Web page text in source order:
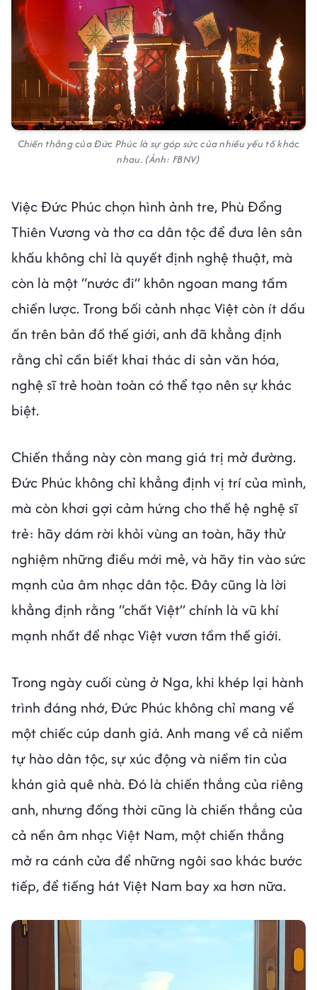
Chiến thắng của Đức Phúc là sự góp sức của nhiều yếu tố khác
nhau. (Ảnh: FBNV)
Việc Đức Phúc chọn hình ảnh tre, Phù Đổng
Thiên Vương và thơ ca dân tộc để đưa lên sân
khấu không chỉ là quyết định nghệ thuật, mà
còn là một “nước đi” khôn ngoan mang tầm
chiến lược. Trong bối cảnh nhạc Việt còn ít dấu
ấn trên bản đồ thế giới, anh đã khẳng định
rằng chỉ cần biết khai thác di sản văn hóa,
nghệ sĩ trẻ hoàn toàn có thể tạo nên sự khác
biệt.
Chiến thắng này còn mang giá trị mở đường.
Đức Phúc không chỉ khẳng định vị trí của mình,
mà còn khơi gợi cảm hứng cho thế hệ nghệ sĩ
trẻ: hãy dám rời khỏi vùng an toàn, hãy thử
nghiệm những điều mới mẻ, và hãy tin vào sức
mạnh của âm nhạc dân tộc. Đây cũng là lời
khẳng định rằng “chất Việt” chính là vũ khí
mạnh nhất để nhạc Việt vươn tầm thế giới.
Trong ngày cuối cùng ở Nga, khi khép lại hành
trình đáng nhớ, Đức Phúc không chỉ mang về
một chiếc cúp danh giá. Anh mang về cả niềm
tự hào dân tộc, sự xúc động và niềm tin của
khán giả quê nhà. Đó là chiến thắng của riêng
anh, nhưng đồng thời cũng là chiến thắng của
cả nền âm nhạc Việt Nam, một chiến thắng
mở ra cánh cửa để những ngôi sao khác bước
tiếp, để tiếng hát Việt Nam bay xa hơn nữa.